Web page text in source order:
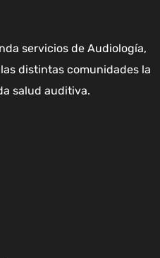
servicios de Audiología,
distintas comunidades la
salud auditiva.